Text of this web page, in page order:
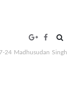
Search
24 Madhusudan Singh